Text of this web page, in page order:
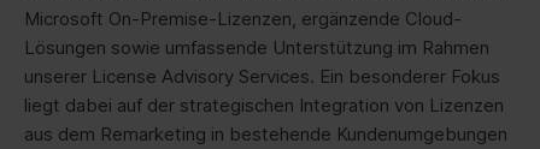
Microsoft On-Premise-Lizenzen, ergänzende Cloud-
Lösungen sowie umfassende Unterstützung im Rahmen
unserer License Advisory Services. Ein besonderer Fokus
liegt dabei auf der strategischen Integration von Lizenzen
aus dem Remarketing in bestehende Kundenumgebungen